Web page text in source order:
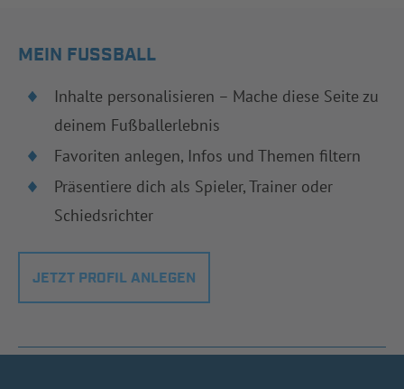
MEIN FUSSBALL
Inhalte personalisieren – Mache diese Seite zu
deinem Fußballerlebnis
Favoriten anlegen, Infos und Themen filtern
Präsentiere dich als Spieler, Trainer oder
Schiedsrichter
JETZT PROFIL ANLEGEN